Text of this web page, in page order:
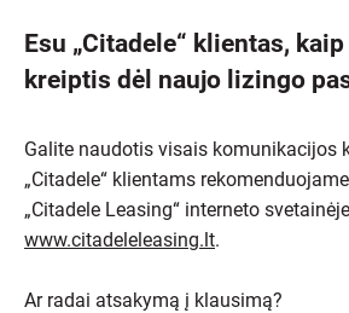
Esu „Citadele“ klientas,
kreiptis dėl naujo lizingo
Galite naudotis visais komunikacijos
„Citadele“ klientams
„Citadele Leasing“ interneto
www.citadeleleasing.lt.
Ar radai atsakymą į klausimą?